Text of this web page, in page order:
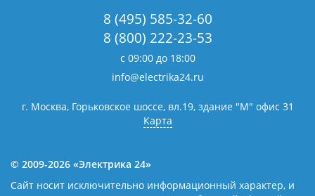
8 (495) 585-32-60
8 (800) 222-23-53
с 09:00 до 18:00
info@electrika24.ru
г. Москва, Горьковское шоссе, вл.19, здание "М" офис 31
Карта
© 2009-2026 «Электрика 24»
Сайт носит исключительно информационный характер, и